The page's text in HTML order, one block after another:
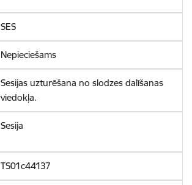
SES
Nepieciešams
Sesijas uzturēšana no slodzes dalīšanas
viedokļa.
Sesija
TS01c44137